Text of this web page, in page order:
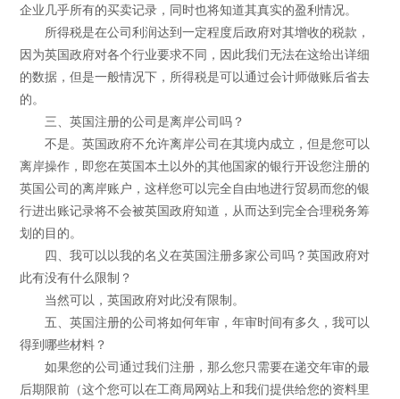
企业几乎所有的买卖记录，同时也将知道其真实的盈利情况。
所得税是在公司利润达到一定程度后政府对其增收的税款，
因为英国政府对各个行业要求不同，因此我们无法在这给出详细
的数据，但是一般情况下，所得税是可以通过会计师做账后省去
的。
三、英国注册的公司是离岸公司吗？
不是。英国政府不允许离岸公司在其境内成立，但是您可以
离岸操作，即您在英国本土以外的其他国家的银行开设您注册的
英国公司的离岸账户，这样您可以完全自由地进行贸易而您的银
行进出账记录将不会被英国政府知道，从而达到完全合理税务筹
划的目的。
四、我可以以我的名义在英国注册多家公司吗？英国政府对
此有没有什么限制？
当然可以，英国政府对此没有限制。
五、英国注册的公司将如何年审，年审时间有多久，我可以
得到哪些材料？
如果您的公司通过我们注册，那么您只需要在递交年审的最
后期限前（这个您可以在工商局网站上和我们提供给您的资料里